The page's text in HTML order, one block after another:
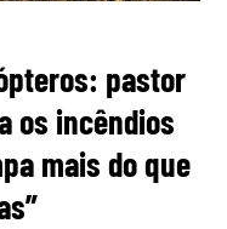
pastor
os incêndios
mais do que